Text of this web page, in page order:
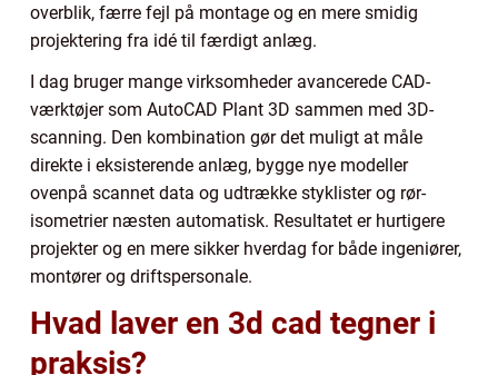
overblik, færre fejl på montage og en mere smidig
projektering fra idé til færdigt anlæg.
I dag bruger mange virksomheder avancerede CAD-
værktøjer som AutoCAD Plant 3D sammen med 3D-
scanning. Den kombination gør det muligt at måle
direkte i eksisterende anlæg, bygge nye modeller
ovenpå scannet data og udtrække styklister og rør-
isometrier næsten automatisk. Resultatet er hurtigere
projekter og en mere sikker hverdag for både ingeniører,
montører og driftspersonale.
Hvad laver en 3d cad tegner i
praksis?